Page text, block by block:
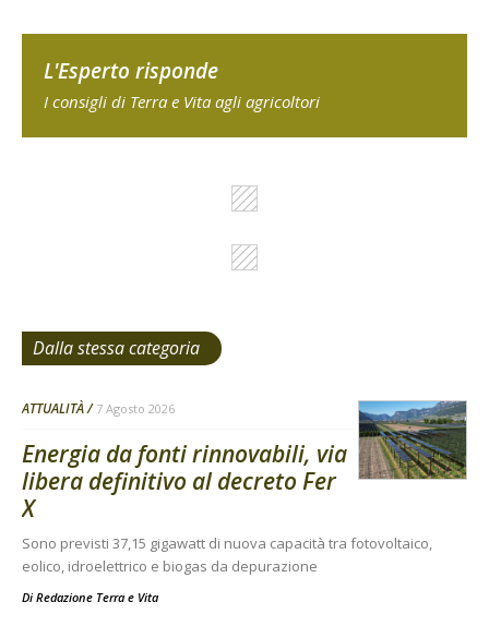
L'Esperto risponde
I consigli di Terra e Vita agli agricoltori
Dalla stessa categoria
ATTUALITÀ 7 Agosto 2026
Energia da fonti rinnovabili, via
libera definitivo al decreto Fer
X
Sono previsti 37,15 gigawatt di nuova capacità tra fotovoltaico,
eolico, idroelettrico e biogas da depurazione
Di Redazione Terra e Vita